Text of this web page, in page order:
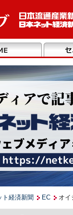
ト経済新聞 EC オイ